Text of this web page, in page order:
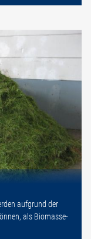
aufgrund der
als Biomasse-